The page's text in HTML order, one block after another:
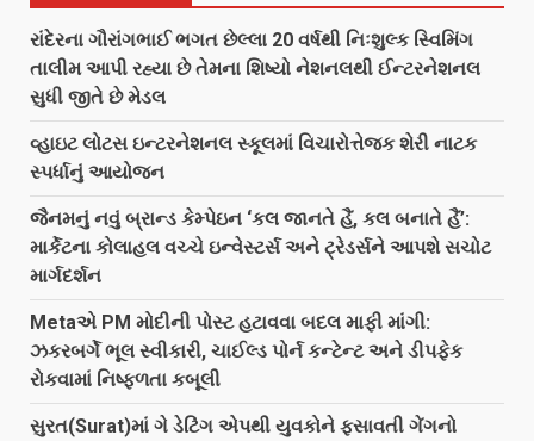
રાંદેરના ગૌરાંગભાઈ ભગત છેલ્લા 20 વર્ષથી નિઃશુલ્ક સ્વિમિંગ
તાલીમ આપી રહ્યા છે તેમના શિષ્યો નેશનલથી ઈન્ટરનેશનલ
સુધી જીતે છે મેડલ
વ્હાઇટ લોટસ ઇન્ટરનેશનલ સ્કૂલમાં વિચારોત્તેજક શેરી નાટક
સ્પર્ધાનું આયોજન
જૈનમનું નવું બ્રાન્ડ કેમ્પેઇન ‘કલ જાનતે હૈં, કલ બનાતે હૈં’:
માર્કેટના કોલાહલ વચ્ચે ઇન્વેસ્ટર્સ અને ટ્રેડર્સને આપશે સચોટ
માર્ગદર્શન
Metaએ PM મોદીની પોસ્ટ હટાવવા બદલ માફી માંગી:
ઝકરબર્ગે ભૂલ સ્વીકારી, ચાઈલ્ડ પોર્ન કન્ટેન્ટ અને ડીપફેક
રોકવામાં નિષ્ફળતા કબૂલી
સુરત(Surat)માં ગે ડેટિંગ એપથી યુવકોને ફસાવતી ગેંગનો